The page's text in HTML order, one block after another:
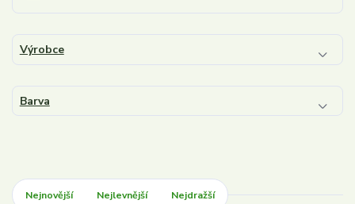
Výrobce
Barva
Nejnovější Nejlevnější Nejdražší